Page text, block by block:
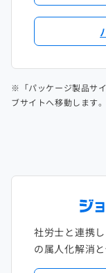
※「パッケージ製品サ
ブサイトへ移動します。
社労士と連携
の属人化解消